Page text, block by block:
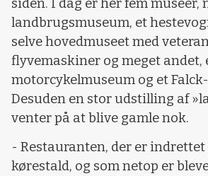
siden. I dag er her fem museer,
landbrugsmuseum, et
selve hovedmuseet med
flyvemaskiner og meget andet,
motorcykelmuseum og et
Desuden en stor udstilling af
venter på at blive gamle nok.
- Restauranten, der er indrettet
kørestald, og som netop er